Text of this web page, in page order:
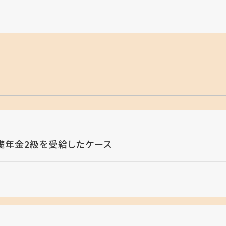
金2級を受給したケース